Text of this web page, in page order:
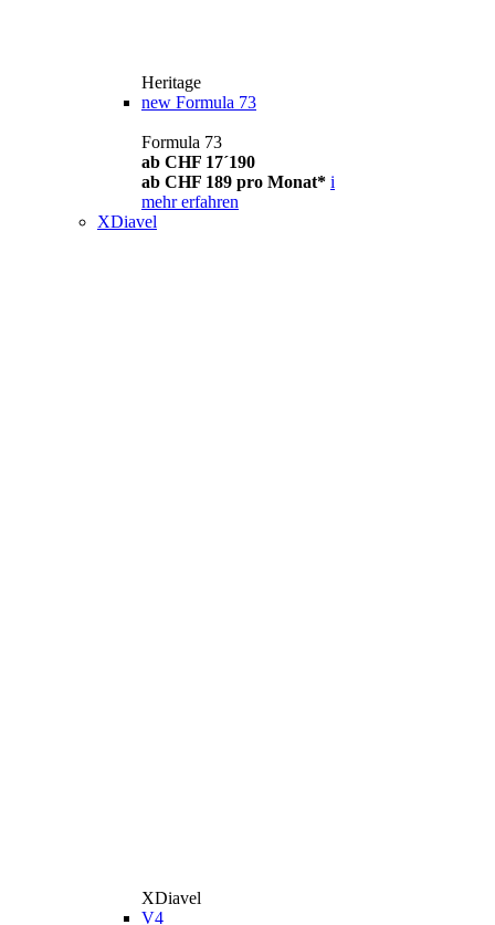
Heritage
new Formula 73
Formula 73
ab CHF 17´190
ab CHF 189 pro Monat* i
mehr erfahren
XDiavel
XDiavel
V4